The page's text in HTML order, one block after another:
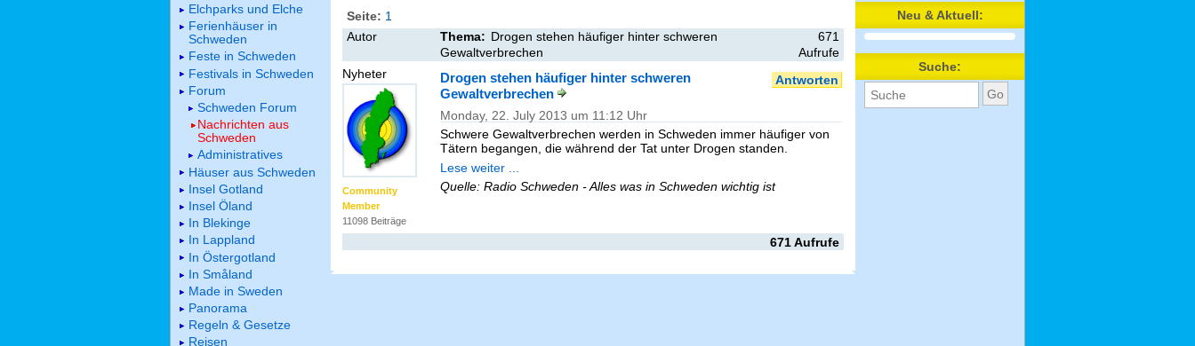
Seite: 1
Autor
Thema: Drogen stehen häufiger hinter schweren
Gewaltverbrechen
671
Aufrufe
Nyheter
Community
Member
11098 Beiträge
Antworten
Drogen stehen häufiger hinter schweren
Gewaltverbrechen
Monday, 22. July 2013 um 11:12 Uhr
Schwere Gewaltverbrechen werden in Schweden immer häufiger von
Tätern begangen, die während der Tat unter Drogen standen.
Lese weiter ...
Quelle: Radio Schweden - Alles was in Schweden wichtig ist
671 Aufrufe
Elchparks und Elche
Ferienhäuser in
Schweden
Feste in Schweden
Festivals in Schweden
Forum
Schweden Forum
Nachrichten aus
Schweden
Administratives
Häuser aus Schweden
Insel Gotland
Insel Öland
In Blekinge
In Lappland
In Östergotland
In Småland
Made in Sweden
Panorama
Regeln & Gesetze
Reisen
Neu & Aktuell:
Suche: